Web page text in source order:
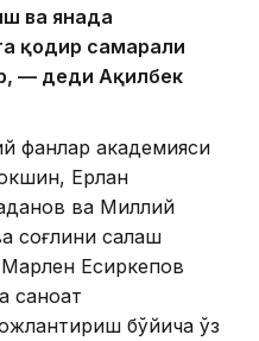
ва янада
қодир самарали
— деди Ақилбек
фанлар академияси
Ерлан
ва Миллий
сақлаш
Есиркепов
саноат
бўйича ўз